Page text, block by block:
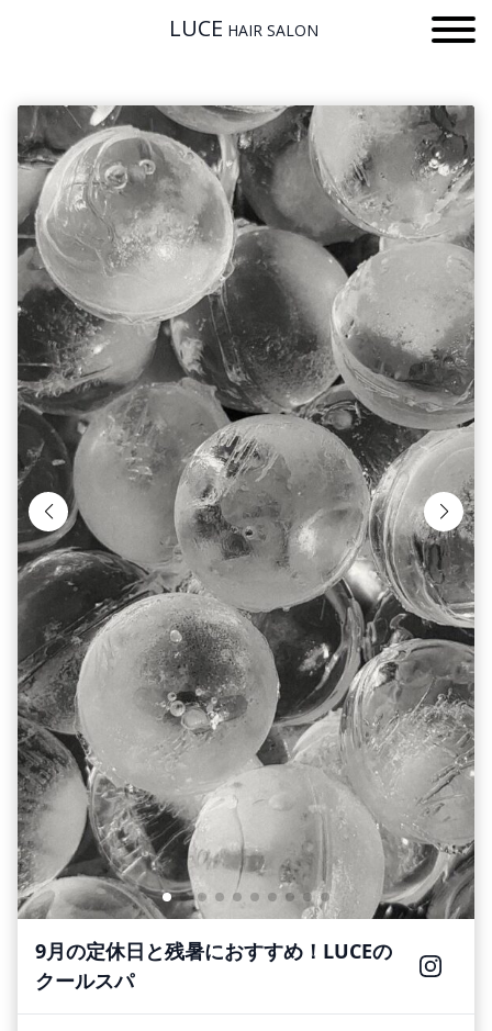
LUCE HAIR SALON
9月の定休日と残暑におすすめ！LUCEの
クールスパ